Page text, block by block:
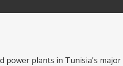
power plants in Tunisia's major